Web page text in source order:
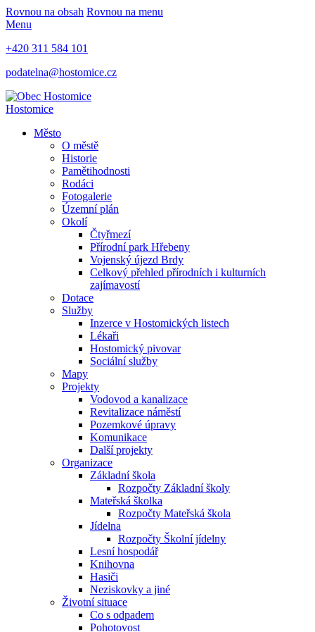
Rovnou na obsah Rovnou na menu
Menu
+420 311 584 101
podatelna@hostomice.cz
Hostomice
Město
O městě
Historie
Pamětihodnosti
Rodáci
Fotogalerie
Územní plán
Okolí
Čtyřmezí
Přírodní park Hřebeny
Vojenský újezd Brdy
Celkový přehled přírodních i kulturních
zajímavostí
Dotace
Služby
Inzerce v Hostomických listech
Lékaři
Hostomický pivovar
Sociální služby
Mapy
Projekty
Vodovod a kanalizace
Revitalizace náměstí
Pozemkové úpravy
Komunikace
Další projekty
Organizace
Základní škola
Rozpočty Základní školy
Mateřská školka
Rozpočty Mateřská škola
Jídelna
Rozpočty Školní jídelny
Lesní hospodář
Knihovna
Hasiči
Neziskovky a jiné
Životní situace
Co s odpadem
Pohotovost